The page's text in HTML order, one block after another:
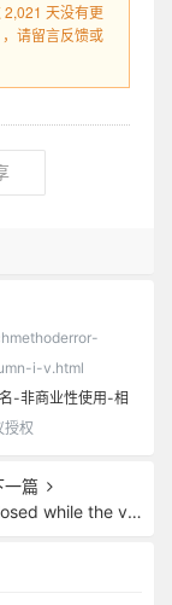
天没有更
请留言反馈或
i-v.html
-非商业性使用-相
授权
一篇
the virtual machine is busy